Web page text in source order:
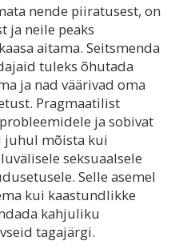
nende piiratusest, on
ja neile peaks
aitama. Seitsmenda
tuleks õhutada
ja nad väärivad oma
Pragmaatilist
ja sobivat
juhul mõista kui
seksuaalsele
Selle asemel
kui kaastundlikke
kahjuliku
tagajärgi.